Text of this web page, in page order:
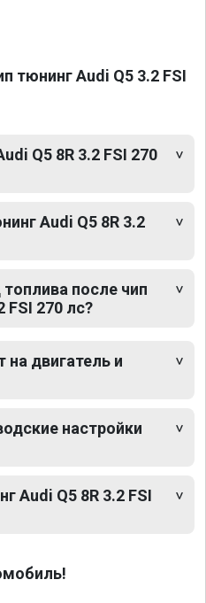
тюнинг Audi Q5 3.2 FSI
Q5 8R 3.2 FSI 270
Audi Q5 8R 3.2
после чип
FSI 270 лс?
на двигатель и
настройки
Audi Q5 8R 3.2 FSI